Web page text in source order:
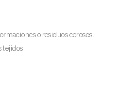
o residuos cerosos.
tejidos.